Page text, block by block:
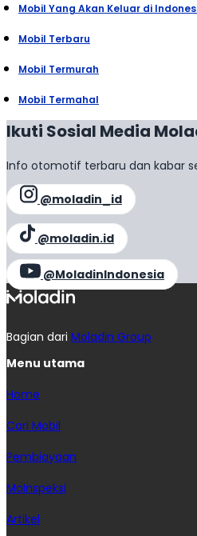
Mobil Yang Akan Keluar di
Mobil Terbaru
Mobil Termurah
Mobil Termahal
Ikuti Sosial Media
Info otomotif terbaru dan kabar
@moladin_id
@moladin.id
@MoladinIndonesia
Bagian dari Moladin Group
Menu utama
Home
Cari Mobil
Pembiayaan
MoInspeksi
Artikel